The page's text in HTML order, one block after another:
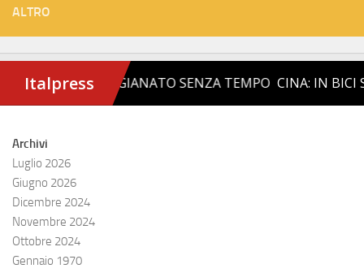
ALTRO
Archivi
Luglio 2026
Giugno 2026
Dicembre 2024
Novembre 2024
Ottobre 2024
Gennaio 1970